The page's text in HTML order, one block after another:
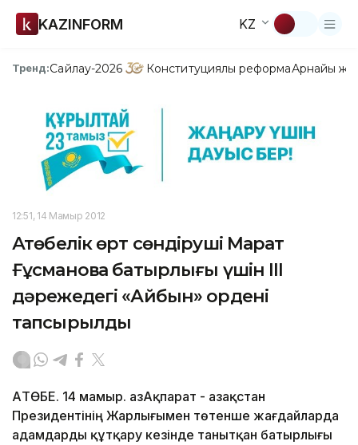
KAZINFORM KZ
Тренд:Сайлау-2026 Конституциялық реформаАрнайы
12:51, 14 Мамыр 2012
Ақтөбелік өрт сөндіруші Марат
Ғұсмановқа батырлығы үшін ІІІ
дәрежедегі «Айбын» ордені
тапсырылды
АҚТӨБЕ. 14 мамыр. ҚазАқпарат - Қазақстан
Президентінің Жарлығымен төтенше жағдайларда
адамдарды құтқару кезінде танытқан батырлығы